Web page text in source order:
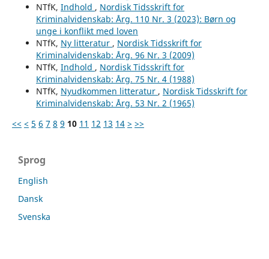
NTfK, Indhold , Nordisk Tidsskrift for
Kriminalvidenskab: Årg. 110 Nr. 3 (2023): Børn og
unge i konflikt med loven
NTfK, Ny litteratur , Nordisk Tidsskrift for
Kriminalvidenskab: Årg. 96 Nr. 3 (2009)
NTfK, Indhold , Nordisk Tidsskrift for
Kriminalvidenskab: Årg. 75 Nr. 4 (1988)
NTfK, Nyudkommen litteratur , Nordisk Tidsskrift for
Kriminalvidenskab: Årg. 53 Nr. 2 (1965)
<< < 5 6 7 8 9 10 11 12 13 14 > >>
Sprog
English
Dansk
Svenska